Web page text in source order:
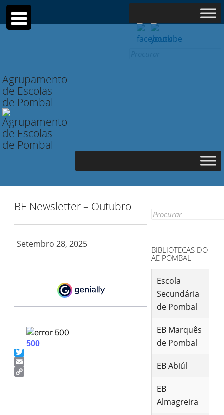
Agrupamento
de Escolas
de Pombal
BE Newsletter – Outubro
Setembro 28, 2025
Facebook
Twitter
Email
Search
BIBLIOTECAS DO
AE POMBAL
Escola
Secundária
de Pombal
EB Marquês
de Pombal
EB Abiúl
EB
Almagreira